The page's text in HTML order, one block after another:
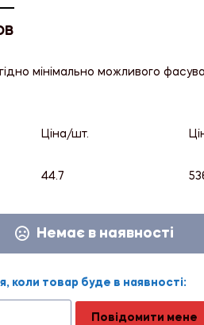
мінімально можливого
Ціна/шт.
44.7
Немає в наявності
коли товар буде в наявності:
Повідомити мене